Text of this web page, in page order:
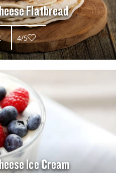
Flatbread
4/5
Ice Cream